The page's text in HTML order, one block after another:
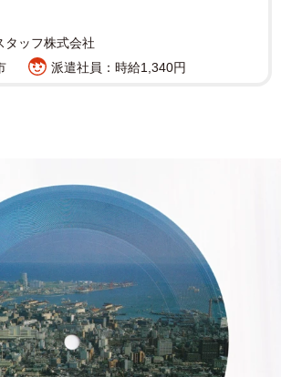
タッフ株式会社
派遣社員：時給1,340円